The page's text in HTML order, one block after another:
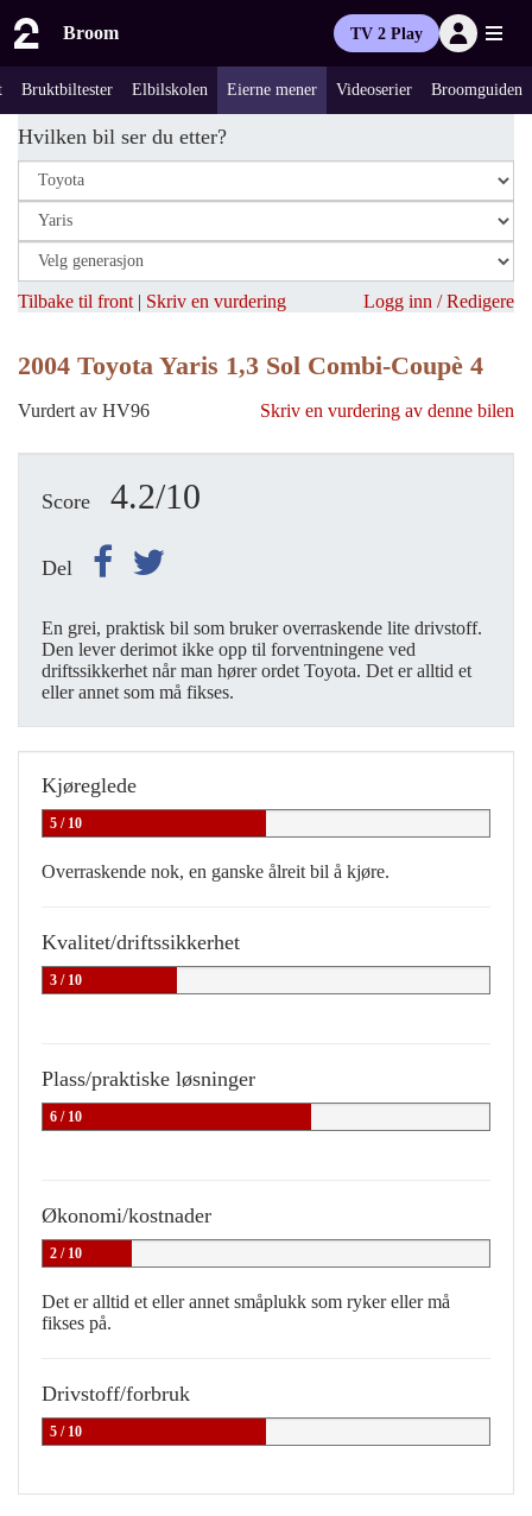
Broom TV 2 Play
Bruktbiltester Elbilskolen Eierne mener Videoserier Broomguiden
Hvilken bil ser du etter?
Tilbake til front | Skriv en vurdering Logg inn / Redigere
2004 Toyota Yaris 1,3 Sol Combi-Coupè 4
Vurdert av HV96 Skriv en vurdering av denne bilen
Score 4.2/10
Del
En grei, praktisk bil som bruker overraskende lite drivstoff.
Den lever derimot ikke opp til forventningene ved
driftssikkerhet når man hører ordet Toyota. Det er alltid et
eller annet som må fikses.
Kjøreglede
5 / 10
Overraskende nok, en ganske ålreit bil å kjøre.
Kvalitet/driftssikkerhet
3 / 10
Plass/praktiske løsninger
6 / 10
Økonomi/kostnader
2 / 10
Det er alltid et eller annet småplukk som ryker eller må
fikses på.
Drivstoff/forbruk
5 / 10